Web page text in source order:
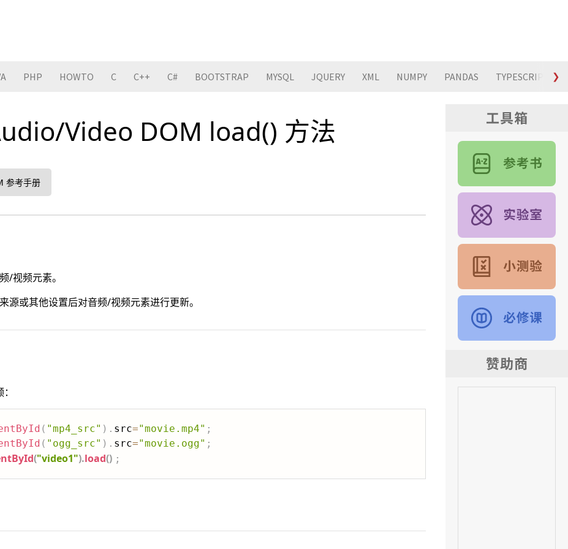
PHP HOWTO C C++ C# BOOTSTRAP MYSQL JQUERY XML NUMPY PANDAS TYPESCRIPT ❯
Video DOM load() 方法
参考手册
/视频元素。
源或其他设置后对音频/视频元素进行更新。
( "mp4_src" ) . src="movie.mp4" ;
( "ogg_src" ) . src="movie.ogg" ;
("video1").load() ;